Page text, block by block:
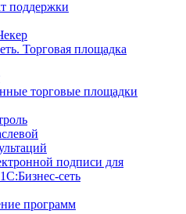
поддержки
Торговая площадка
торговые площадки
подписи для
сеть
программ